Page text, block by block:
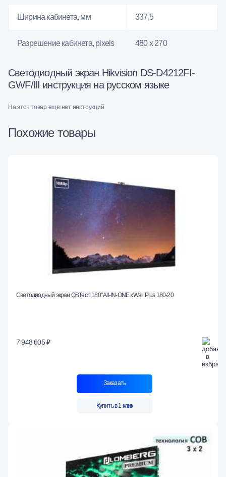
Ширина кабинета, мм 337,5
Разрешение кабинета, pixels 480 x 270
Светодиодный экран Hikvision DS-D4212FI-
GWF/Ⅲ инструкция на русском языке
На этот товар еще нет инструкций
Похожие товары
Светодиодный экран QSTech 180" All-IN-ONE xWall Plus 180-20
7 948 605 ₽
Заказать
Купить в 1 клик